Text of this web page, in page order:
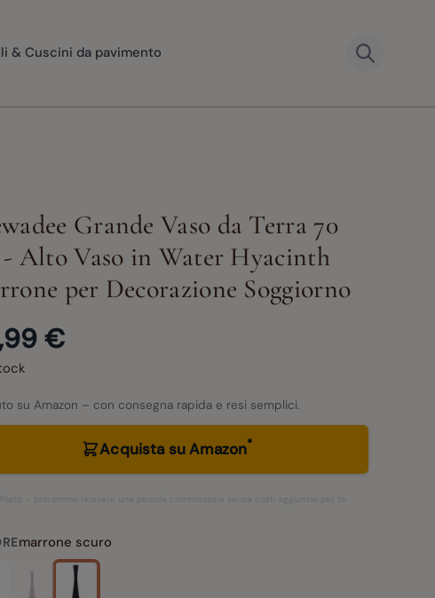
& Cuscini da pavimento
Grande Vaso da Terra 70
Alto Vaso in Water Hyacinth
per Decorazione Soggiorno
€
su Amazon – con consegna rapida e resi semplici.
Acquista su Amazon*
– potremmo ricevere una piccola commissione senza costi aggiuntivi per te.
marrone scuro